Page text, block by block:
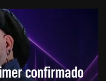
confirmado